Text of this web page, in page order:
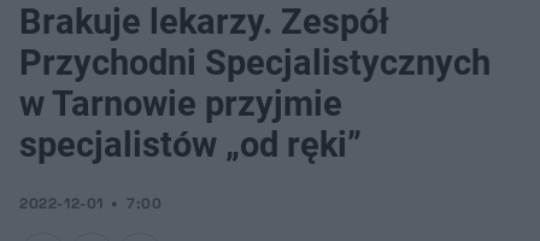
przyjmie specjalistów „od ręki”
Brakuje lekarzy. Zespół
Przychodni Specjalistycznych
w Tarnowie przyjmie
specjalistów „od ręki”
2022-12-01 7:00